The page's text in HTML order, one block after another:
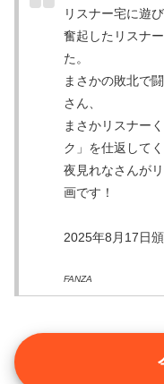
リスナー宅に遊
奮起したリスナ
た。
まさかの敗北で
さん、
まさかリスナー
ク」を仕返して
夜見れなさんが
画です！
2025年8月17日頒
FANZA